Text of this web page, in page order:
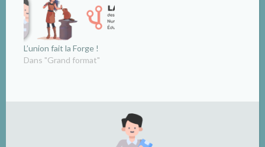
L’union fait la Forge !
Dans "Grand format"